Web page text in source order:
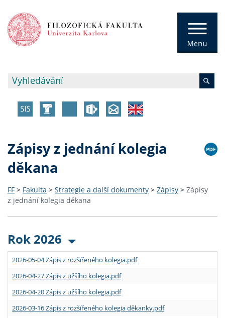
Zápisy z jednání kolegia
děkana
FF > Fakulta > Strategie a další dokumenty > Zápisy > Zápisy
z jednání kolegia děkana
Rok 2026
2026-05-04 Zápis z rozšířeného kolegia.pdf
2026-04-27 Zápis z užšího kolegia.pdf
2026-04-20 Zápis z užšího kolegia.pdf
2026-03-16 Zápis z rozšířeného kolegia děkanky.pdf